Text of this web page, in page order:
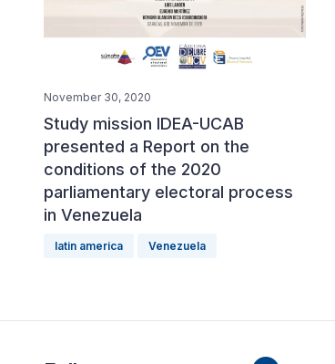
November 30, 2020
Study mission IDEA-UCAB
presented a Report on the
conditions of the 2020
parliamentary electoral process
in Venezuela
latin america Venezuela